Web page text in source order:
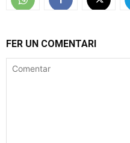
FER UN COMENTARI